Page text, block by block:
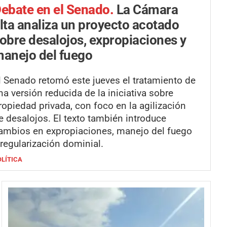
en el Senado. La Cámara
analiza un proyecto acotado
desalojos, expropiaciones y
del fuego
Senado retomó este jueves el tratamiento de
versión reducida de la iniciativa sobre
privada, con foco en la agilización
desalojos. El texto también introduce
en expropiaciones, manejo del fuego
dominial.